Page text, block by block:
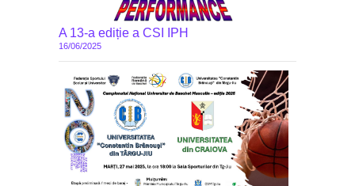
A 13-a ediție a CSI IPH
16/06/2025